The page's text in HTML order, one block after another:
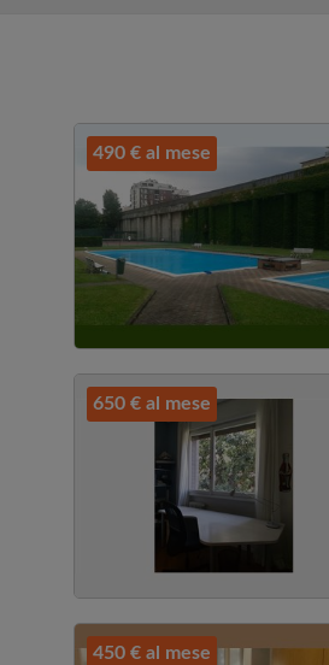
490 € al mese
650 € al mese
450 € al mese